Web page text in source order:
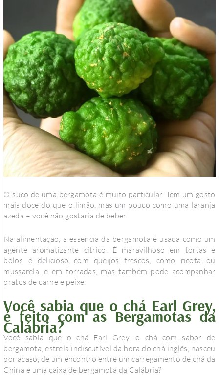
O suco de uma bergamota é muito particular. Tem um gosto
mais doce do que o limão, mas um pouco como uma laranja
azeda – você não gostaria de beber!
Na alimentação, a essência da bergamota é usada como um
agente aromatizante cítrico. É maravilhoso em tortas e
bolos e delicioso com queijos frescos, como ricota ou
mussarela, e em torradas, mas também pode acompanhar
pratos de carne e peixe.
Você sabia que o chá Earl Grey,
é feito com as Bergamotas da
Calábria?
Você sabia que o chá Earl Grey, o chá com sabor de
bergamota, estrela indiscutível da hora do chá inglês, nasceu
por acaso, de um encontro entre um carregamento de chá da
China e uma caixa de bergamota da Calábria?